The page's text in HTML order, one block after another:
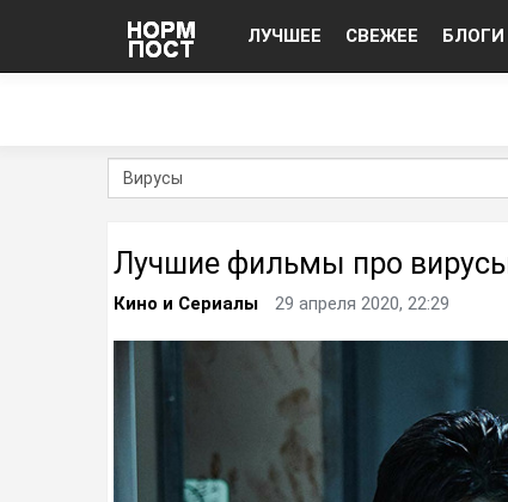
ЛУЧШЕЕ СВЕЖЕЕ БЛОГИ
Лучшие фильмы про
Кино и Сериалы 29 апреля 2020, 22:29